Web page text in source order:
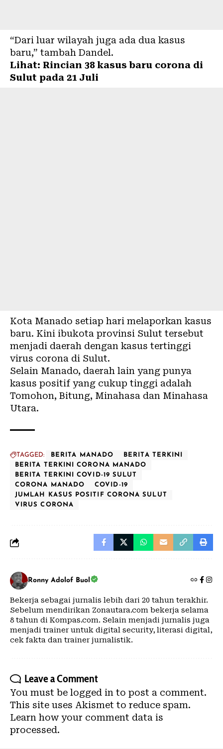
“Dari luar wilayah juga ada dua kasus
baru,” tambah Dandel.
Lihat: Rincian 38 kasus baru corona di
Sulut pada 21 Juli
Kota Manado setiap hari melaporkan kasus
baru. Kini ibukota provinsi Sulut tersebut
menjadi daerah dengan kasus tertinggi
virus corona di Sulut.
Selain Manado, daerah lain yang punya
kasus positif yang cukup tinggi adalah
Tomohon, Bitung, Minahasa dan Minahasa
Utara.
TAGGED: BERITA MANADO
BERITA TERKINI
BERITA TERKINI CORONA MANADO
BERITA TERKINI COVID-19 SULUT
CORONA MANADO
COVID-19
JUMLAH KASUS POSITIF CORONA SULUT
VIRUS CORONA
Ronny Adolof Buol
Bekerja sebagai jurnalis lebih dari 20 tahun terakhir.
Sebelum mendirikan Zonautara.com bekerja selama
8 tahun di Kompas.com. Selain menjadi jurnalis juga
menjadi trainer untuk digital security, literasi digital,
cek fakta dan trainer jurnalistik.
Leave a Comment
You must be logged in to post a comment.
This site uses Akismet to reduce spam.
Learn how your comment data is
processed.